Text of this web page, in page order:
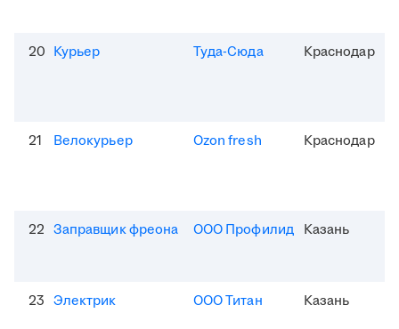
20 Курьер Туда-Сюда Краснодар
21 Велокурьер Ozon fresh Краснодар
22 Заправщик фреона ООО Профилид Казань
23 Электрик ООО Титан Казань